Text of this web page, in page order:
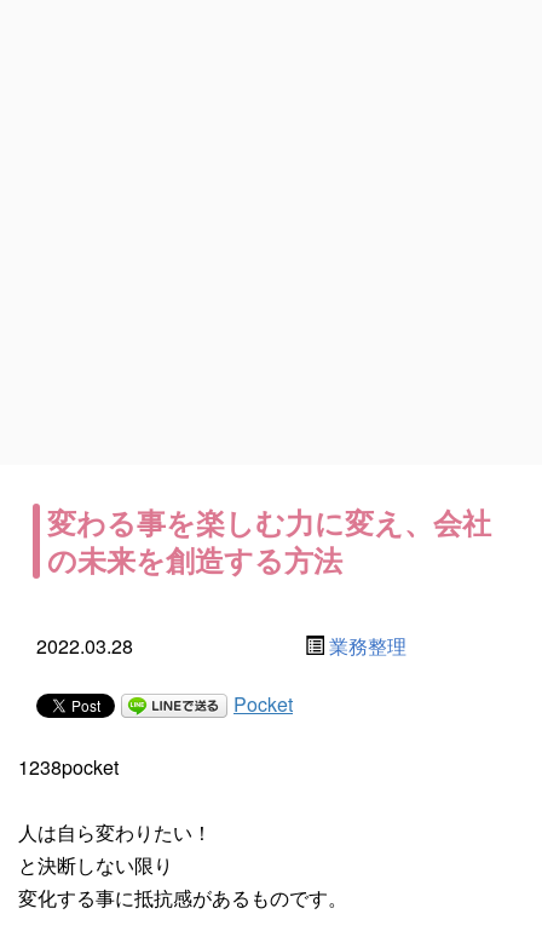
変わる事を楽しむ力に変え、会社
の未来を創造する方法
2022.03.28 業務整理
Pocket
1238pocket
人は自ら変わりたい！
と決断しない限り
変化する事に抵抗感があるものです。